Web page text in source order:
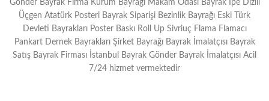
Gönder Bayrak Firma Kurum Bayrağı Makam Odası Bayrak İpe Dizili
Üçgen Atatürk Posteri Bayrak Siparişi Bezinlik Bayrağı Eski Türk
Devleti Bayrakları Poster Baskı Roll Up Sivriuç Flama Flamacı
Pankart Dernek Bayrakları Şirket Bayrağı Bayrak İmalatçısı Bayrak
Satış Bayrak Firması İstanbul Bayrak Gönder Bayrak İmalatçısı Acil
7/24 hizmet vermektedir